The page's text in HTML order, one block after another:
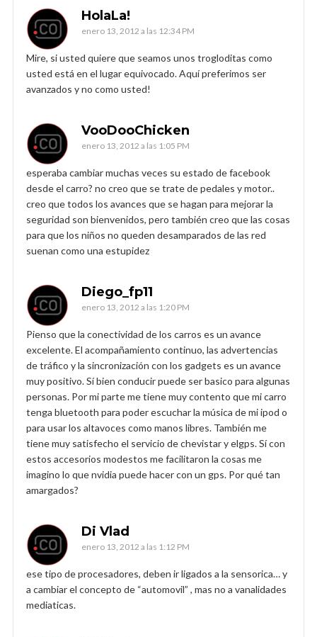
HolaLa!
enero 13, 2012 a las 12:34 PM
Mire, si usted quiere que seamos unos trogloditas como
usted está en el lugar equivocado. Aquí preferimos ser
avanzados y no como usted!
VooDooChicken
enero 13, 2012 a las 1:05 PM
esperaba cambiar muchas veces su estado de facebook
desde el carro? no creo que se trate de pedales y motor..
creo que todos los avances que se hagan para mejorar la
seguridad son bienvenidos, pero también creo que las cosas
para que los niños no queden desamparados de las red
suenan como una estupidez
Diego_fp11
enero 13, 2012 a las 1:20 PM
Pienso que la conectividad de los carros es un avance
excelente. El acompañamiento continuo, las advertencias
de tráfico y la sincronización con los gadgets es un avance
muy positivo. Sí bien conducir puede ser basico para algunas
personas. Por mi parte me tiene muy contento que mi carro
tenga bluetooth para poder escuchar la música de mi ipod o
para usar los altavoces como manos libres. También me
tiene muy satisfecho el servicio de chevistar y elgps. Sí con
estos accesorios modestos me facilitaron la cosas me
imagino lo que nvidia puede hacer con un gps. Por qué tan
amargados?
Di Vlad
enero 13, 2012 a las 1:12 PM
ese tipo de procesadores, deben ir ligados a la sensorica… y
a cambiar el concepto de “automovil” , mas no a vanalidades
mediaticas.